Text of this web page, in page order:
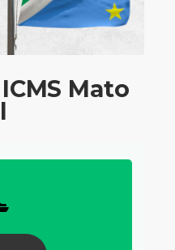
Mato